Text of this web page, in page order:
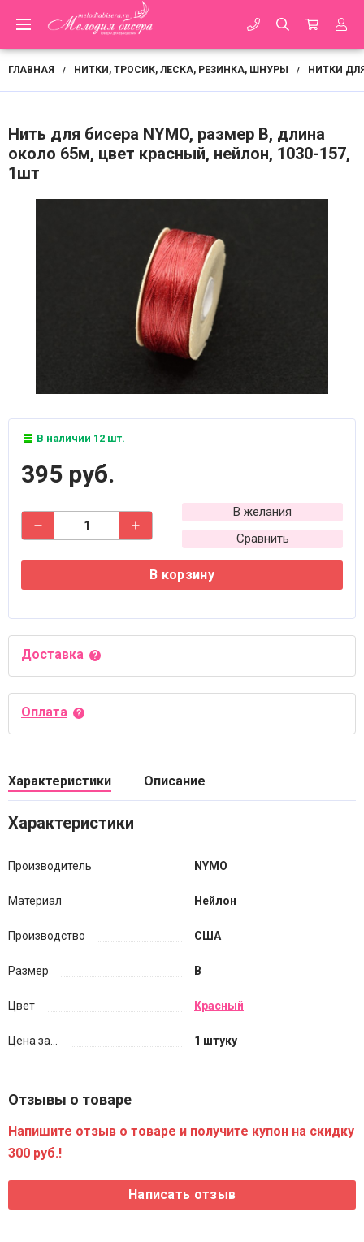
ГЛАВНАЯ / НИТКИ, ТРОСИК, ЛЕСКА, РЕЗИНКА, ШНУРЫ / НИТКИ
Нить для бисера NYMO, размер B, длина
около 65м, цвет красный, нейлон, 1030-157,
1шт
В наличии 12 шт.
395 руб.
В желания
Сравнить
В корзину
Доставка
Оплата
Характеристики Описание
Характеристики
Производитель NYMO
Материал Нейлон
Производство США
Размер B
Цвет Красный
Цена за... 1 штуку
Отзывы о товаре
Напишите отзыв о товаре и получите купон на скидку
300 руб.!